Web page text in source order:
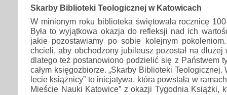
Skarby Biblioteki Teologicznej w Katowicach
W minionym roku biblioteka świętowała rocznicę
Była to wyjątkowa okazja do refleksji nad ich
jakie pozostawiamy po sobie kolejnym
chcieli, aby obchodzony jubileusz pozostał na
dlatego też postanowiono podzielić się z Państwem
całym księgozbiorze. „Skarby Biblioteki
lecie książnicy” to inicjatywa, która powstała w
Mieście Nauki Katowice” z okazji Tygodnia Książki,